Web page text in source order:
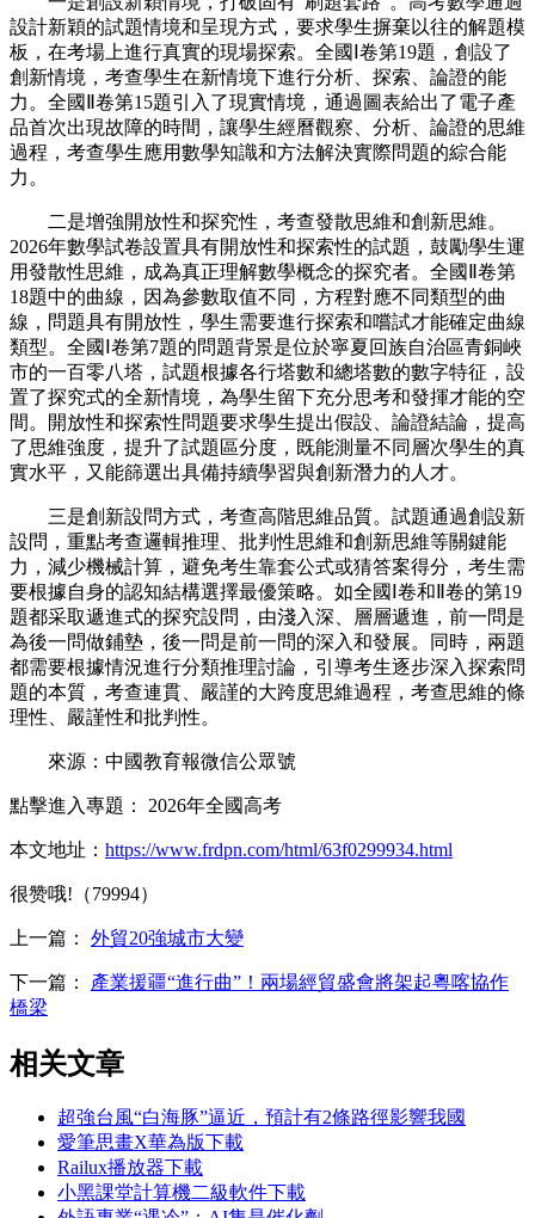
設計新穎的試題情境和呈現方式，要求學生摒棄以往的解題模
板，在考場上進行真實的現場探索。全國Ⅰ卷第19題，創設了
創新情境，考查學生在新情境下進行分析、探索、論證的能
力。全國Ⅱ卷第15題引入了現實情境，通過圖表給出了電子產
品首次出現故障的時間，讓學生經曆觀察、分析、論證的思維
過程，考查學生應用數學知識和方法解決實際問題的綜合能
力。
二是增強開放性和探究性，考查發散思維和創新思維。
2026年數學試卷設置具有開放性和探索性的試題，鼓勵學生運
用發散性思維，成為真正理解數學概念的探究者。全國Ⅱ卷第
18題中的曲線，因為參數取值不同，方程對應不同類型的曲
線，問題具有開放性，學生需要進行探索和嚐試才能確定曲線
類型。全國Ⅰ卷第7題的問題背景是位於寧夏回族自治區青銅峽
市的一百零八塔，試題根據各行塔數和總塔數的數字特征，設
置了探究式的全新情境，為學生留下充分思考和發揮才能的空
間。開放性和探索性問題要求學生提出假設、論證結論，提高
了思維強度，提升了試題區分度，既能測量不同層次學生的真
實水平，又能篩選出具備持續學習與創新潛力的人才。
三是創新設問方式，考查高階思維品質。試題通過創設新
設問，重點考查邏輯推理、批判性思維和創新思維等關鍵能
力，減少機械計算，避免考生靠套公式或猜答案得分，考生需
要根據自身的認知結構選擇最優策略。如全國Ⅰ卷和Ⅱ卷的第19
題都采取遞進式的探究設問，由淺入深、層層遞進，前一問是
為後一問做鋪墊，後一問是前一問的深入和發展。同時，兩題
都需要根據情況進行分類推理討論，引導考生逐步深入探索問
題的本質，考查連貫、嚴謹的大跨度思維過程，考查思維的條
理性、嚴謹性和批判性。
來源：中國教育報微信公眾號
點擊進入專題： 2026年全國高考
本文地址： https://www.frdpn.com/html/63f0299934.html
很赞哦!（79994）
上一篇： 外貿20強城市大變
下一篇： 產業援疆“進行曲”！兩場經貿盛會將架起粵喀協作
橋梁
相关文章
超強台風“白海豚”逼近，預計有2條路徑影響我國
愛筆思畫X華為版下載
Railux播放器下載
小黑課堂計算機二級軟件下載